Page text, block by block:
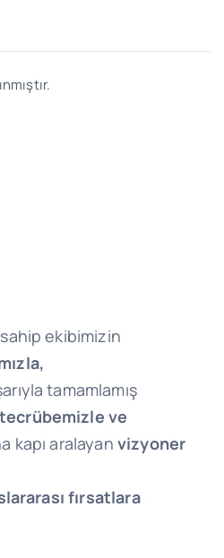
ekibimizin
tamamlamış
tecrübemizle ve
kapı aralayan vizyoner
fırsatlara